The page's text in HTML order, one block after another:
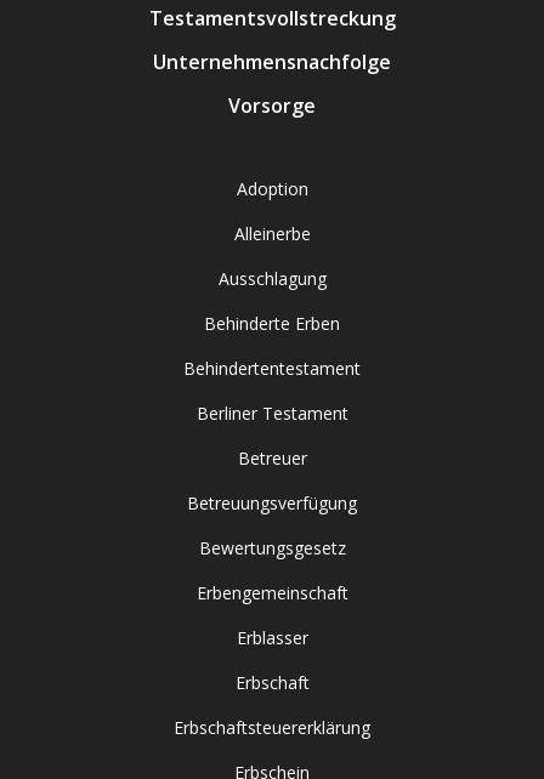
Testamentsvollstreckung
Unternehmensnachfolge
Vorsorge
Adoption
Alleinerbe
Ausschlagung
Behinderte Erben
Behindertentestament
Berliner Testament
Betreuer
Betreuungsverfügung
Bewertungsgesetz
Erbengemeinschaft
Erblasser
Erbschaft
Erbschaftsteuererklärung
Erbschein